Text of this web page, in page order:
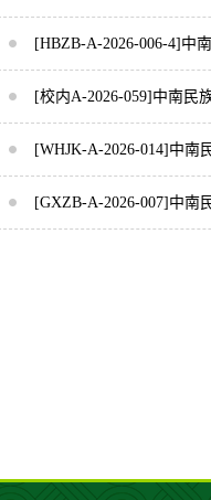
[HBZB-A-2026-006-4]中
[校内A-2026-059]中南民
[WHJK-A-2026-014]中南
[GXZB-A-2026-007]中南